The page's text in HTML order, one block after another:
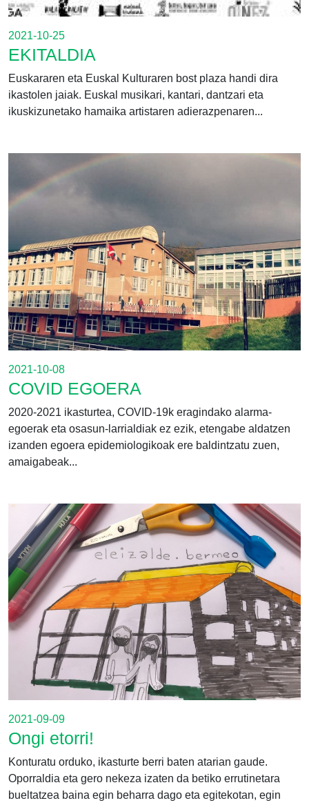
2021-10-25
EKITALDIA
Euskararen eta Euskal Kulturaren bost plaza handi dira
ikastolen jaiak. Euskal musikari, kantari, dantzari eta
ikuskizunetako hamaika artistaren adierazpenaren...
2021-10-08
COVID EGOERA
2020-2021 ikasturtea, COVID-19k eragindako alarma-
egoerak eta osasun-larrialdiak ez ezik, etengabe aldatzen
izanden egoera epidemiologikoak ere baldintzatu zuen,
amaigabeak...
2021-09-09
Ongi etorri!
Konturatu orduko, ikasturte berri baten atarian gaude.
Oporraldia eta gero nekeza izaten da betiko errutinetara
bueltatzea baina egin beharra dago eta egitekotan, egin